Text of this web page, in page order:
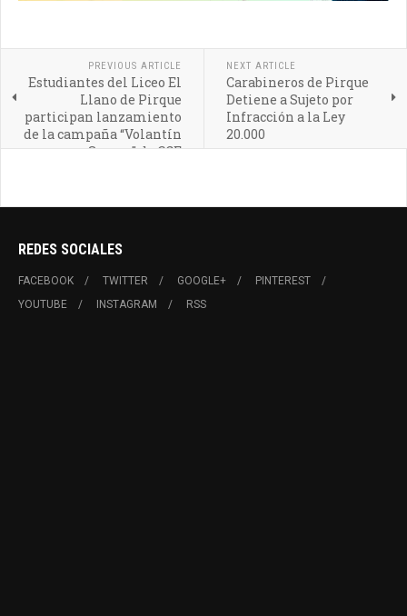
PREVIOUS ARTICLE
Estudiantes del Liceo El
Llano de Pirque
participan lanzamiento
de la campaña “Volantín
Seguro” de CGE
NEXT ARTICLE
Carabineros de Pirque
Detiene a Sujeto por
Infracción a la Ley
20.000
REDES SOCIALES
FACEBOOK TWITTER GOOGLE+
PINTEREST
YOUTUBE
INSTAGRAM RSS